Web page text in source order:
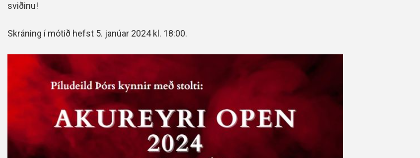
sviðinu!
Skráning í mótið hefst 5. janúar 2024 kl. 18:00.